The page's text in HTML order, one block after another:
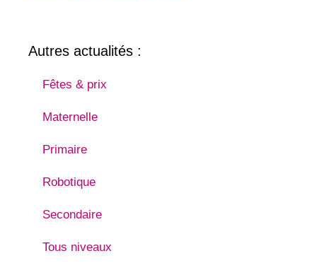
Autres actualités :
Fêtes & prix
Maternelle
Primaire
Robotique
Secondaire
Tous niveaux